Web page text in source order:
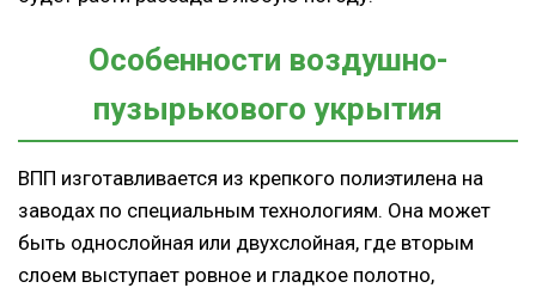
Особенности воздушно-
пузырькового укрытия
ВПП изготавливается из крепкого полиэтилена на
заводах по специальным технологиям. Она может
быть однослойная или двухслойная, где вторым
слоем выступает ровное и гладкое полотно,